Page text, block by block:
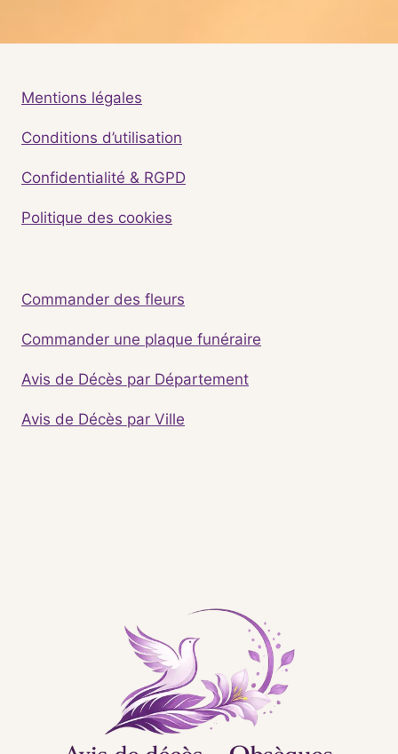
Mentions légales
Conditions d’utilisation
Confidentialité & RGPD
Politique des cookies
Commander des fleurs
Commander une plaque funéraire
Avis de Décès par Département
Avis de Décès par Ville